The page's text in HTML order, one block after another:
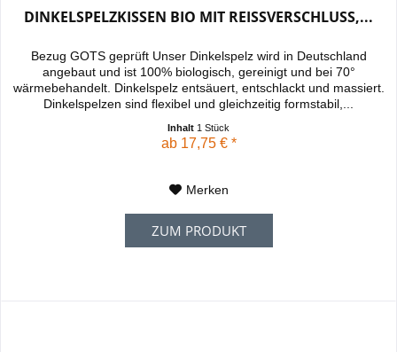
DINKELSPELZKISSEN BIO MIT REISSVERSCHLUSS,...
Bezug GOTS geprüft Unser Dinkelspelz wird in Deutschland
angebaut und ist 100% biologisch, gereinigt und bei 70°
wärmebehandelt. Dinkelspelz entsäuert, entschlackt und massiert.
Dinkelspelzen sind flexibel und gleichzeitig formstabil,...
Inhalt 1 Stück
ab 17,75 € *
Merken
ZUM PRODUKT